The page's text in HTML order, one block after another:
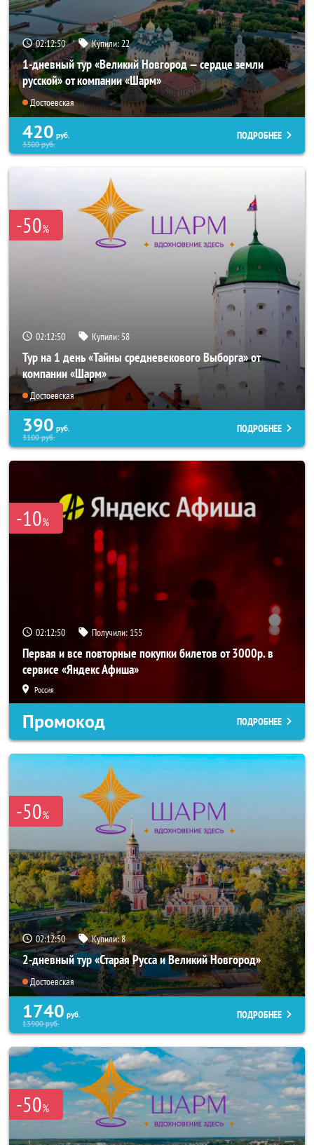
02:12:49 Купили: 22
1-дневный тур «Великий Новгород — сердце земли
русской» от компании «Шарм»
Достоевская
420 руб.
3300руб.
ПОДРОБНЕЕ
-50%
02:12:49 Купили: 58
Тур на 1 день «Тайны средневекового Выборга» от
компании «Шарм»
Достоевская
390 руб.
3100руб.
ПОДРОБНЕЕ
-10%
02:12:49 Получили: 155
Первая и все повторные покупки билетов от 3000р. в
сервисе «Яндекс Афиша»
Россия
Промокод ПОДРОБНЕЕ
-50%
02:12:49 Купили:8
2-дневный тур «Старая Русса и Великий Новгород»
Достоевская
1740 руб.
13900руб.
ПОДРОБНЕЕ
-50%